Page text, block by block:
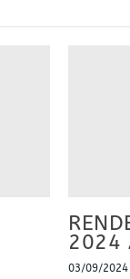
2024
03/09/2024